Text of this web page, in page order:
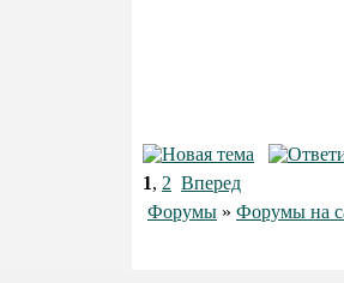
1, 2 Вперед
Форумы » Форумы на